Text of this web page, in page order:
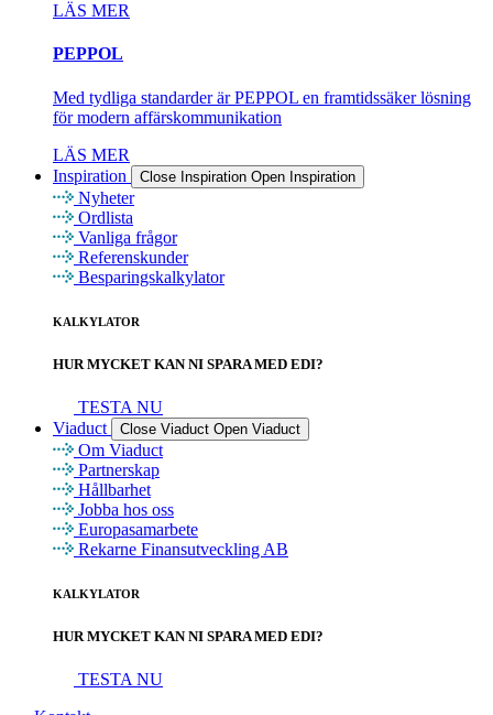
LÄS MER
PEPPOL
Med tydliga standarder är PEPPOL en framtidssäker lösning
för modern affärskommunikation
LÄS MER
Inspiration
Close Inspiration Open Inspiration
Nyheter
Ordlista
Vanliga frågor
Referenskunder
Besparingskalkylator
KALKYLATOR
HUR MYCKET KAN NI SPARA MED EDI?
TESTA NU
Viaduct
Close Viaduct Open Viaduct
Om Viaduct
Partnerskap
Hållbarhet
Jobba hos oss
Europasamarbete
Rekarne Finansutveckling AB
KALKYLATOR
HUR MYCKET KAN NI SPARA MED EDI?
TESTA NU